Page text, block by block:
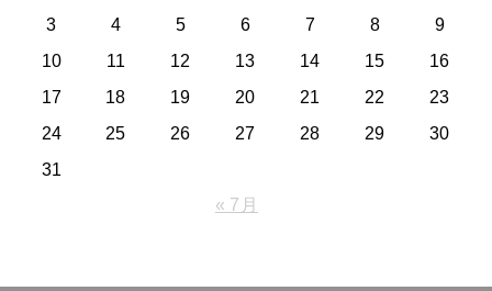
3
4 5 6 7 8
9
10
11 12 13 14 15
16
17
18 19 20 21 22
23
24
25 26 27 28 29
30
31
« 7月